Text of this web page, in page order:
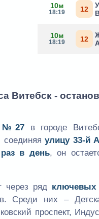
10м
18:19 12
10м
18:19 12
Витебск -
№27 в городе
соединяяулицу 33-й
в день, он
через ряд ключевых
Среди них –
проспект,